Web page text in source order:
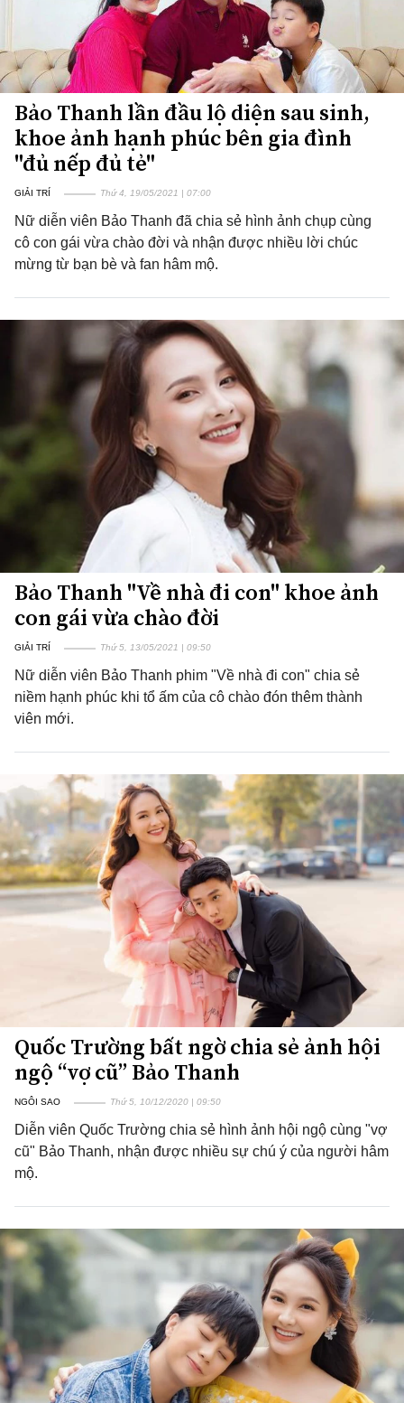
Bảo Thanh lần đầu lộ diện sau sinh,
khoe ảnh hạnh phúc bên gia đình
"đủ nếp đủ tẻ"
GIẢI TRÍ Thứ 4, 19/05/2021 | 07:00
Nữ diễn viên Bảo Thanh đã chia sẻ hình ảnh chụp cùng
cô con gái vừa chào đời và nhận được nhiều lời chúc
mừng từ bạn bè và fan hâm mộ.
Bảo Thanh "Về nhà đi con" khoe ảnh
con gái vừa chào đời
GIẢI TRÍ Thứ 5, 13/05/2021 | 09:50
Nữ diễn viên Bảo Thanh phim "Về nhà đi con" chia sẻ
niềm hạnh phúc khi tổ ấm của cô chào đón thêm thành
viên mới.
Quốc Trường bất ngờ chia sẻ ảnh hội
ngộ “vợ cũ” Bảo Thanh
NGÔI SAO Thứ 5, 10/12/2020 | 09:50
Diễn viên Quốc Trường chia sẻ hình ảnh hội ngộ cùng "vợ
cũ" Bảo Thanh, nhận được nhiều sự chú ý của người hâm
mộ.